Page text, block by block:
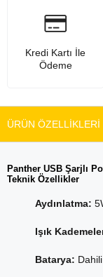
Kredi Kartı İle
Ödeme
ÜRÜN ÖZELLIKLERI
Panther USB Şarjlı
Teknik Özellikler
Aydınlatma:
Işık
Batarya: